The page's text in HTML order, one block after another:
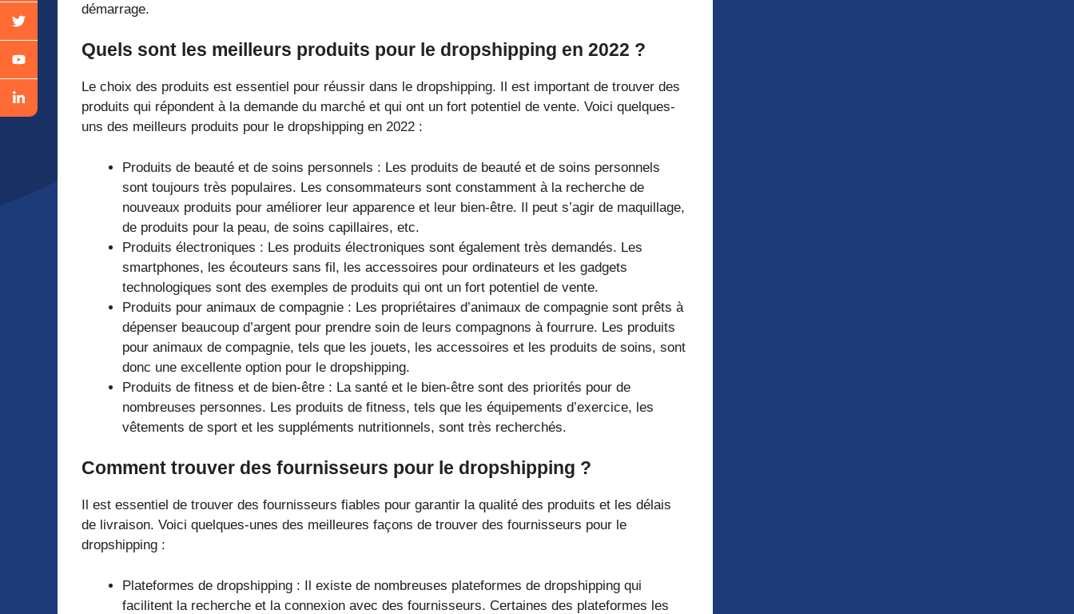
démarrage.
Quels sont les meilleurs produits pour le dropshipping en 2022 ?
Le choix des produits est essentiel pour réussir dans le dropshipping. Il est important de trouver des
produits qui répondent à la demande du marché et qui ont un fort potentiel de vente. Voici quelques-
uns des meilleurs produits pour le dropshipping en 2022 :
Produits de beauté et de soins personnels : Les produits de beauté et de soins personnels
sont toujours très populaires. Les consommateurs sont constamment à la recherche de
nouveaux produits pour améliorer leur apparence et leur bien-être. Il peut s’agir de maquillage,
de produits pour la peau, de soins capillaires, etc.
Produits électroniques : Les produits électroniques sont également très demandés. Les
smartphones, les écouteurs sans fil, les accessoires pour ordinateurs et les gadgets
technologiques sont des exemples de produits qui ont un fort potentiel de vente.
Produits pour animaux de compagnie : Les propriétaires d’animaux de compagnie sont prêts à
dépenser beaucoup d’argent pour prendre soin de leurs compagnons à fourrure. Les produits
pour animaux de compagnie, tels que les jouets, les accessoires et les produits de soins, sont
donc une excellente option pour le dropshipping.
Produits de fitness et de bien-être : La santé et le bien-être sont des priorités pour de
nombreuses personnes. Les produits de fitness, tels que les équipements d’exercice, les
vêtements de sport et les suppléments nutritionnels, sont très recherchés.
Comment trouver des fournisseurs pour le dropshipping ?
Il est essentiel de trouver des fournisseurs fiables pour garantir la qualité des produits et les délais
de livraison. Voici quelques-unes des meilleures façons de trouver des fournisseurs pour le
dropshipping :
Plateformes de dropshipping : Il existe de nombreuses plateformes de dropshipping qui
facilitent la recherche et la connexion avec des fournisseurs. Certaines des plateformes les